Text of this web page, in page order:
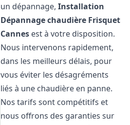
un dépannage,Installation
Dépannage chaudière Frisquet
Cannes est à votre disposition.
Nous intervenons rapidement,
dans les meilleurs délais, pour
vous éviter les désagréments
liés à une chaudière en panne.
Nos tarifs sont compétitifs et
nous offrons des garanties sur